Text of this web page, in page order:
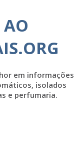
em informações
isolados
e perfumaria.